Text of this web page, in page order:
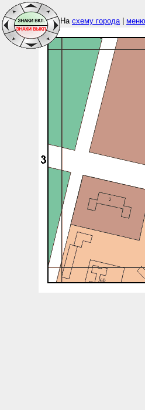
На схему города| меню